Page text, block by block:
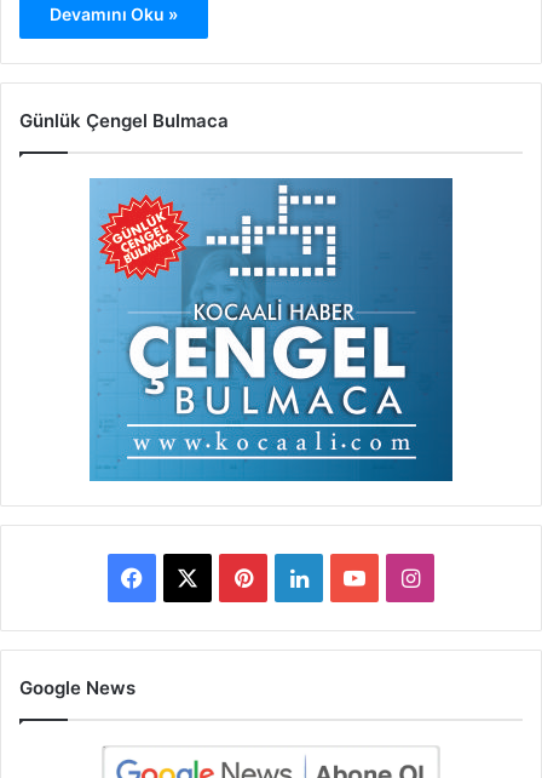
Devamını Oku »
Günlük Çengel Bulmaca
Facebook PinterestLinkedInYouTubeInstagram
Google News